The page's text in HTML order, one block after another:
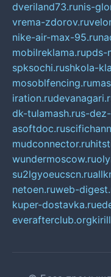
dveriland73.runis-
vrema-zdorov.ru
nike-air-max-95.ru
mobilreklama.rupds-
spksochi.rushkola-
mosoblfencing.ru
iration.ru
dk-tulamash.rus-
asoftdoc.ru
mudconnector.ru
wundermoscow.ru
su2lgyoeucscn.ru
netoen.ruweb-
kuper-dostavka.ru
everafterclub.org